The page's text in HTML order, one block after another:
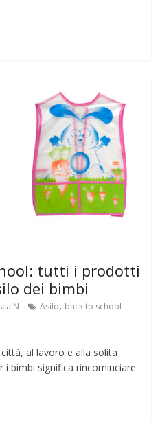
tutti i prodotti
dei bimbi
N Asilo, back to school
al lavoro e alla solita
i bimbi significa rincominciare